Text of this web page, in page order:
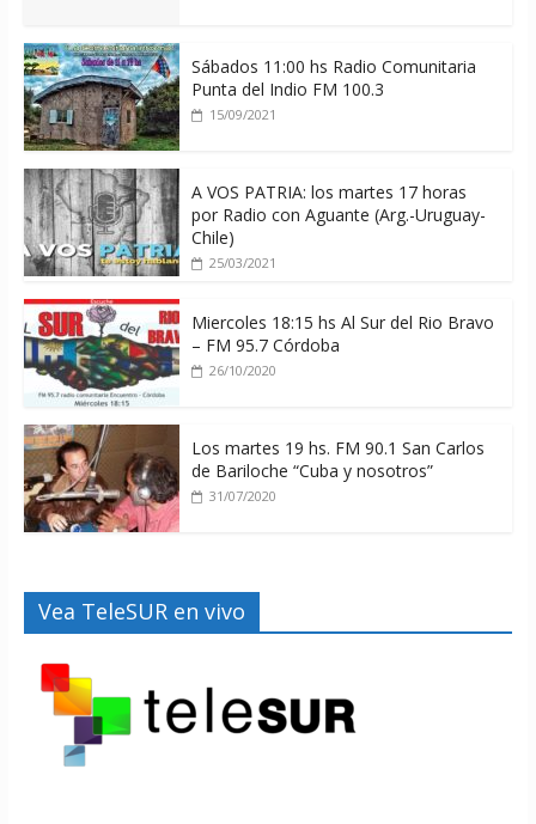
Sábados 11:00 hs Radio Comunitaria
Punta del Indio FM 100.3
15/09/2021
A VOS PATRIA: los martes 17 horas
por Radio con Aguante (Arg.-Uruguay-
Chile)
25/03/2021
Miercoles 18:15 hs Al Sur del Rio Bravo
– FM 95.7 Córdoba
26/10/2020
Los martes 19 hs. FM 90.1 San Carlos
de Bariloche “Cuba y nosotros”
31/07/2020
Vea TeleSUR en vivo